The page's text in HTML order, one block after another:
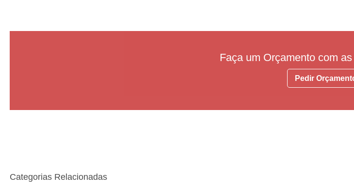
Faça um Orçamento com
Pedir
Categorias Relacionadas